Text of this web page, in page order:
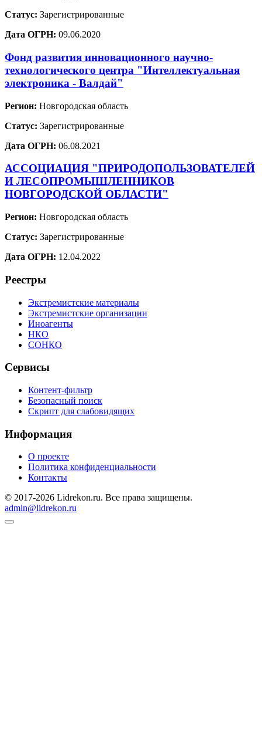
Статус: Зарегистрированные
Дата ОГРН: 09.06.2020
Фонд развития инновационного научно-
технологического центра "Интеллектуальная
электроника - Валдай"
Регион: Новгородская область
Статус: Зарегистрированные
Дата ОГРН: 06.08.2021
АССОЦИАЦИЯ "ПРИРОДОПОЛЬЗОВАТЕЛЕЙ
И ЛЕСОПРОМЫШЛЕННИКОВ
НОВГОРОДСКОЙ ОБЛАСТИ"
Регион: Новгородская область
Статус: Зарегистрированные
Дата ОГРН: 12.04.2022
Реестры
Экстремистские материалы
Экстремистские организации
Иноагенты
НКО
СОНКО
Сервисы
Контент-фильтр
Безопасный поиск
Скрипт для слабовидящих
Информация
О проекте
Политика конфиденциальности
Контакты
© 2017-2026 Lidrekon.ru. Все права защищены.
admin@lidrekon.ru